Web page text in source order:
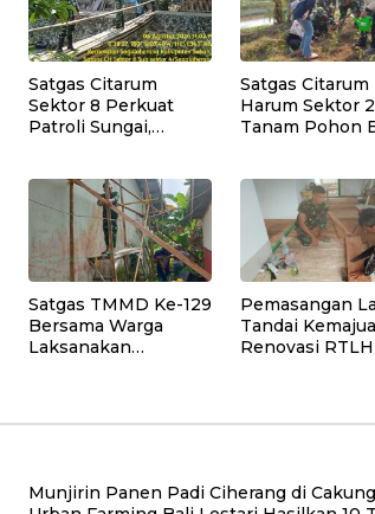
Satgas Citarum
Sektor 8 Perkuat
Patroli Sungai,
Masyarakat di
Wilayah Binaan
Satgas Citarum
Harum Sektor 2
Tanam Pohon
Kristiyanto:
Lingkungan
Sekaligus
Tingkatkan
Ekonomi
Satgas TMMD Ke-129
Bersama Warga
Laksanakan
Pemasangan
Tandai
Renovasi
Munjirin Panen Padi Ciherang di